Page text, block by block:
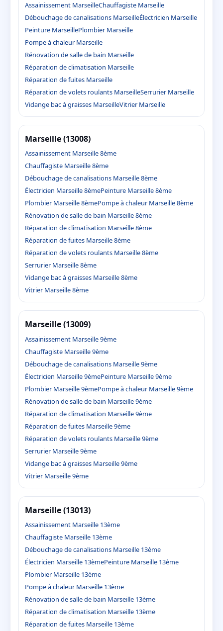
Assainissement MarseilleChauffagiste Marseille
Débouchage de canalisations MarseilleÉlectricien Marseille
Peinture MarseillePlombier Marseille
Pompe à chaleur Marseille
Rénovation de salle de bain Marseille
Réparation de climatisation Marseille
Réparation de fuites Marseille
Réparation de volets roulants MarseilleSerrurier Marseille
Vidange bac à graisses MarseilleVitrier Marseille
Marseille (13008)
Assainissement Marseille 8ème
Chauffagiste Marseille 8ème
Débouchage de canalisations Marseille 8ème
Électricien Marseille 8èmePeinture Marseille 8ème
Plombier Marseille 8èmePompe à chaleur Marseille 8ème
Rénovation de salle de bain Marseille 8ème
Réparation de climatisation Marseille 8ème
Réparation de fuites Marseille 8ème
Réparation de volets roulants Marseille 8ème
Serrurier Marseille 8ème
Vidange bac à graisses Marseille 8ème
Vitrier Marseille 8ème
Marseille (13009)
Assainissement Marseille 9ème
Chauffagiste Marseille 9ème
Débouchage de canalisations Marseille 9ème
Électricien Marseille 9èmePeinture Marseille 9ème
Plombier Marseille 9èmePompe à chaleur Marseille 9ème
Rénovation de salle de bain Marseille 9ème
Réparation de climatisation Marseille 9ème
Réparation de fuites Marseille 9ème
Réparation de volets roulants Marseille 9ème
Serrurier Marseille 9ème
Vidange bac à graisses Marseille 9ème
Vitrier Marseille 9ème
Marseille (13013)
Assainissement Marseille 13ème
Chauffagiste Marseille 13ème
Débouchage de canalisations Marseille 13ème
Électricien Marseille 13èmePeinture Marseille 13ème
Plombier Marseille 13ème
Pompe à chaleur Marseille 13ème
Rénovation de salle de bain Marseille 13ème
Réparation de climatisation Marseille 13ème
Réparation de fuites Marseille 13ème